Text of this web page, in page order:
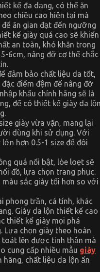
kế đa dạng, có thể ăn
chiều cao hiện tại mà
ăn gian đạt đến ngưỡng
kế giày quá cao sẽ khiến
an toàn, khó khăn trong
6cm, nâng đỡ cơ thể chắc
đảm bảo chất liệu da tốt,
điểm đệm đế nâng đỡ
khẩu chính hãng sẽ là
để có thiết kế giày da
giày vừa vặn, mang lại
dùng khi sử dụng. Với
hơn 0.5-1 size để đôi
quá nổi bật, lòe loẹt sẽ
đồ, lựa chọn trang phục.
màu sắc giày tối hơn so với
phong trần, cá tính, khác
Giày da lộn thiết kế cao
thiết kế giày mọi phá
Lựa chọn giày theo hoàn
lên được tinh thần mà
cung cấp nhiều mẫu giày
hãng, chất liệu da lộn ấn